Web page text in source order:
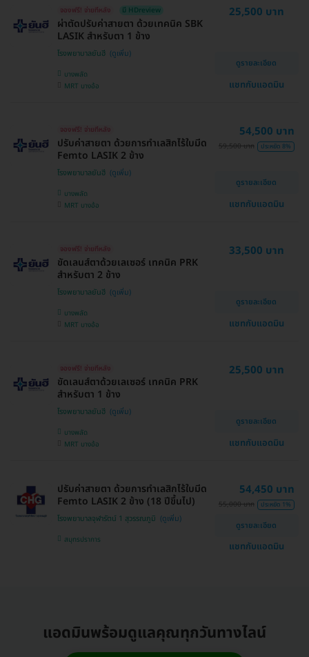
จองฟรี! จ่ายทีหลัง มี HDreview
ผ่าตัดปรับค่าสายตา ด้วยเทคนิค SBK
LASIK สำหรับตา 1 ข้าง
โรงพยาบาลยันฮี
บางพลัด
MRT บางอ้อ
25,500 บาท
ดูรายละเอียด
แชทกับแอดมิน
จองฟรี! จ่ายทีหลัง
ปรับค่าสายตา ด้วยการทำเลสิกไร้ใบมีด
Femto LASIK 2 ข้าง
โรงพยาบาลยันฮี
บางพลัด
MRT บางอ้อ
54,500 บาท
59,500 บาท ประหยัด 8%
ดูรายละเอียด
แชทกับแอดมิน
จองฟรี! จ่ายทีหลัง
ขัดเลนส์ตาด้วยเลเซอร์ เทคนิค PRK
สำหรับตา 2 ข้าง
โรงพยาบาลยันฮี
บางพลัด
MRT บางอ้อ
33,500 บาท
ดูรายละเอียด
แชทกับแอดมิน
จองฟรี! จ่ายทีหลัง
ขัดเลนส์ตาด้วยเลเซอร์ เทคนิค PRK
สำหรับตา 1 ข้าง
โรงพยาบาลยันฮี
บางพลัด
MRT บางอ้อ
25,500 บาท
ดูรายละเอียด
แชทกับแอดมิน
ปรับค่าสายตา ด้วยการทำเลสิกไร้ใบมีด
Femto LASIK 2 ข้าง (18 ปีขึ้นไป)
โรงพยาบาลจุฬารัตน์ 1 สุวรรณภูมิ
สมุทรปราการ
54,450 บาท
55,000 บาท ประหยัด 1%
ดูรายละเอียด
แชทกับแอดมิน
แอดมินพร้อมดูแลคุณทุกวันทางไลน์